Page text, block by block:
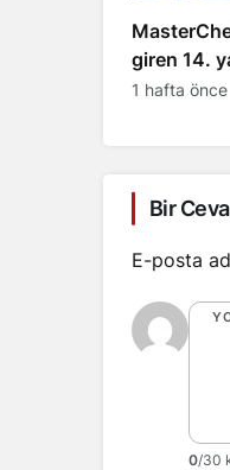
giren 14.
1 hafta önce
Bir
E-posta
0/30